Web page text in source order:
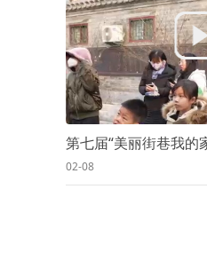
第七届“美丽街巷我的
02-08